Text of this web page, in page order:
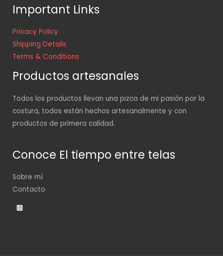
Important Links
Privacy Policy
Shipping Details
Terms & Conditions
Productos artesanales
Todos los productos llevan una pizca de mi pasión por la
costura, todos están hechos artesanalmente y con
productos de primera calidad.
Conoce El tiempo entre telas
Sobre mí
Contacto